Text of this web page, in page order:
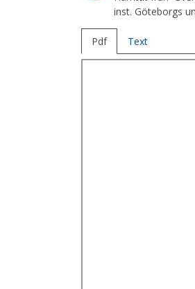
inst. Göteborgs
Pdf Text